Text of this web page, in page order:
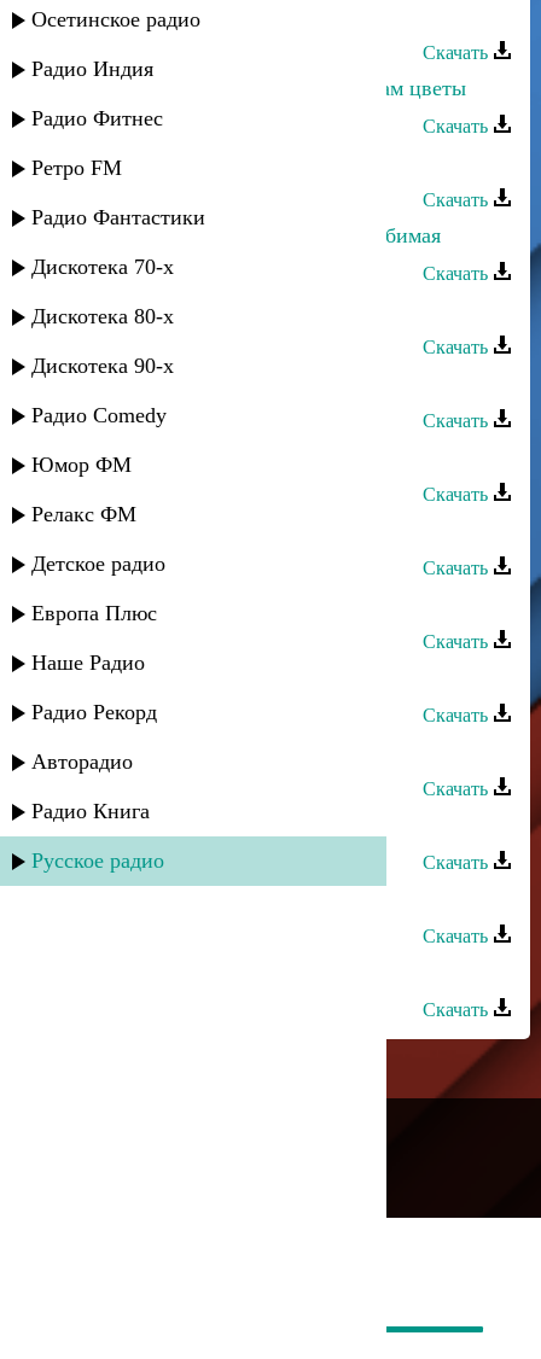
Осетинское радио
Радио Индия
Радио Фитнес
Ретро FM
Радио Фантастики
Дискотека 70-х
Дискотека 80-х
Дискотека 90-х
Радио Comedy
Юмор ФМ
Релакс ФМ
Детское радио
Европа Плюс
Наше Радио
Радио Рекорд
Авторадио
Радио Книга
Русское радио
Влад Разинский - Ностальгия
Скачать
Влад Разинский - Дарите женщинам цветы
Скачать
Асадула Бахтанов - Любимая
Скачать
Назир Джамалудинов - Отчего, любимая
Скачать
Карим Кадинаев - Где ты любимая
Скачать
Скачать
Аслан Кубутаев - Любимая
Скачать
Скачать
Амир Джумакаев - Любимая
Скачать
Эльдар Далгатов - Любимая
Скачать
Скачать
Тагир Алиев - Для тебя любимая
Скачать
Скачать
Скачать